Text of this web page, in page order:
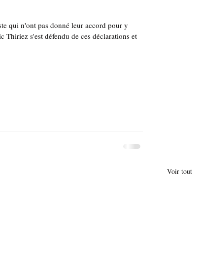
qui n'ont pas donné leur accord pour y
Thiriez s'est défendu de ces déclarations et
Voir tout